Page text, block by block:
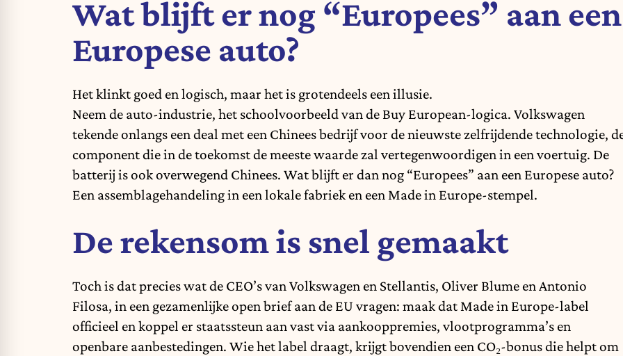
Wat blijft er nog “Europees” aan een
Europese auto?
Het klinkt goed en logisch, maar het is grotendeels een illusie.
Neem de auto-industrie, het schoolvoorbeeld van de Buy European-logica. Volkswagen
tekende onlangs een deal met een Chinees bedrijf voor de nieuwste zelfrijdende technologie,
component die in de toekomst de meeste waarde zal vertegenwoordigen in een voertuig. De
batterij is ook overwegend Chinees. Wat blijft er dan nog “Europees” aan een Europese auto?
Een assemblagehandeling in een lokale fabriek en een Made in Europe-stempel.
De rekensom is snel gemaakt
Toch is dat precies wat de CEO’s van Volkswagen en Stellantis, Oliver Blume en Antonio
Filosa, in een gezamenlijke open brief aan de EU vragen: maak dat Made in Europe-label
officieel en koppel er staatssteun aan vast via aankooppremies, vlootprogramma’s en
openbare aanbestedingen. Wie het label draagt, krijgt bovendien een CO₂-bonus die helpt om